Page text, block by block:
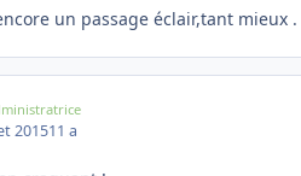
un passage éclair,tant mieux .
201511 a